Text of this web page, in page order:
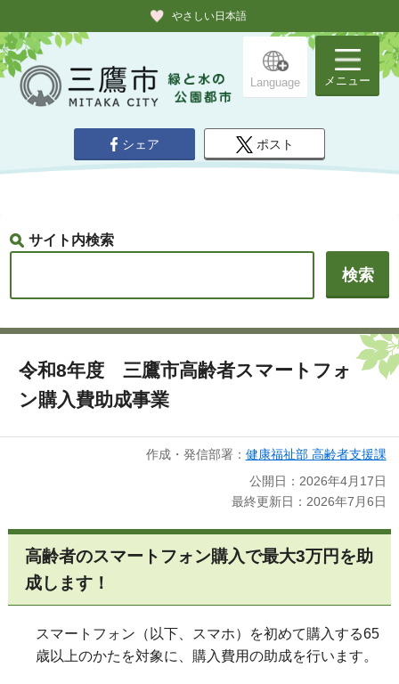
やさしい日本語
Language メニュー
シェア ポスト
サイト内検索
令和8年度 三鷹市高齢者スマートフォ
ン購入費助成事業
作成・発信部署： 健康福祉部 高齢者支援課
公開日：2026年4月17日
最終更新日：2026年7月6日
高齢者のスマートフォン購入で最大3万円を助
成します！
スマートフォン（以下、スマホ）を初めて購入する65
歳以上のかたを対象に、購入費用の助成を行います。